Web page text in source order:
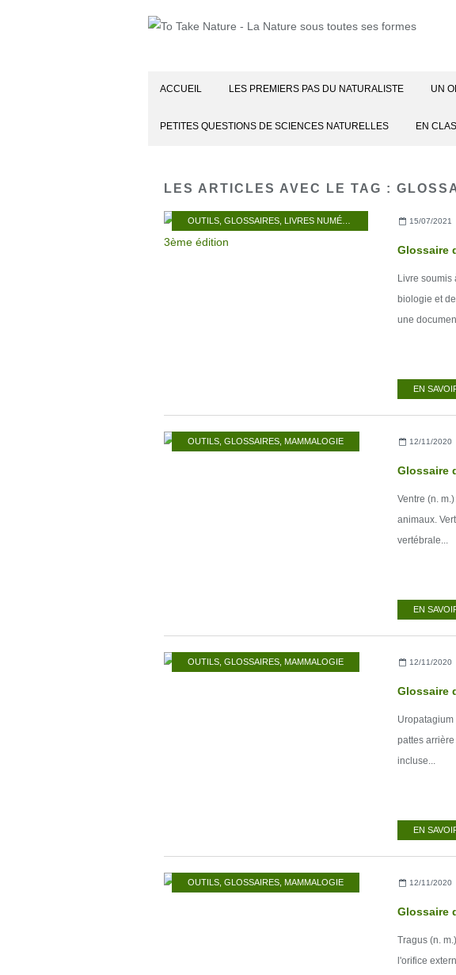
ACCUEIL LES PREMIERS PAS DU NATURALISTE UN
PETITES QUESTIONS DE SCIENCES NATURELLES EN
LES ARTICLES AVEC LE TAG :
OUTILS GLOSSAIRES LIVRES NUMÉRIQUES 15/07/2021
Livre soumis
biologie et
une
EN
OUTILS GLOSSAIRES MAMMALOGIE 12/11/2020
Glossaire
Ventre (n.
animaux.
vertébrale...
EN
OUTILS GLOSSAIRES MAMMALOGIE 12/11/2020
Glossaire
pattes
incluse...
EN
OUTILS GLOSSAIRES MAMMALOGIE 12/11/2020
Glossaire
Tragus (n.
l'orifice